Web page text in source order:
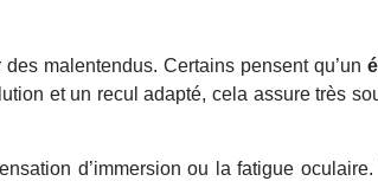
malentendus. Certains pensent qu’un
et un recul adapté, cela assure très
d’immersion ou la fatigue oculaire.